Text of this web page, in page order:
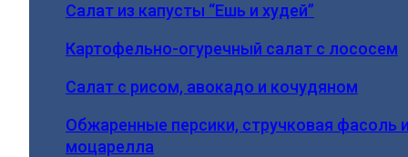
Салат из капусты “Ешь и худей”
Картофельно-огуречный салат с лососем
Салат с рисом, авокадо и кочудяном
Обжаренные персики, стручковая фасоль
моцарелла